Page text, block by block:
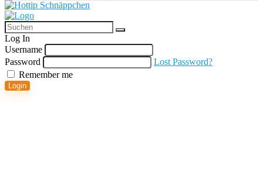
Log In
Username
Password
Lost Password?
Remember me
Login